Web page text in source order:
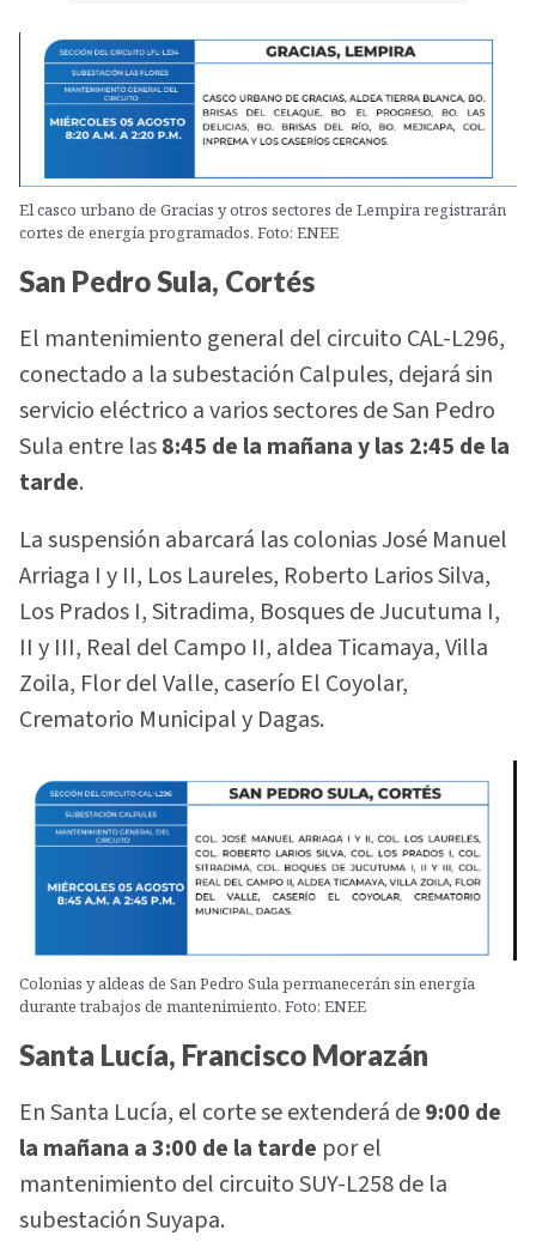
El casco urbano de Gracias y otros sectores de Lempira registrarán
cortes de energía programados. Foto: ENEE
San Pedro Sula, Cortés
El mantenimiento general del circuito CAL-L296,
conectado a la subestación Calpules, dejará sin
servicio eléctrico a varios sectores de San Pedro
Sula entre las8:45 de la mañana y las 2:45 de la
tarde.
La suspensión abarcará las colonias José Manuel
Arriaga I y II, Los Laureles, Roberto Larios Silva,
Los Prados I, Sitradima, Bosques de Jucutuma I,
II y III, Real del Campo II, aldea Ticamaya, Villa
Zoila, Flor del Valle, caserío El Coyolar,
Crematorio Municipal y Dagas.
Colonias y aldeas de San Pedro Sula permanecerán sin energía
durante trabajos de mantenimiento. Foto: ENEE
Santa Lucía, Francisco Morazán
En Santa Lucía, el corte se extenderá de9:00 de
la mañana a 3:00 de la tarde por el
mantenimiento del circuito SUY-L258 de la
subestación Suyapa.